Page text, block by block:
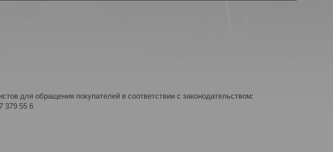
для обращения покупателей в соответствии с законодательством:
379 55 6